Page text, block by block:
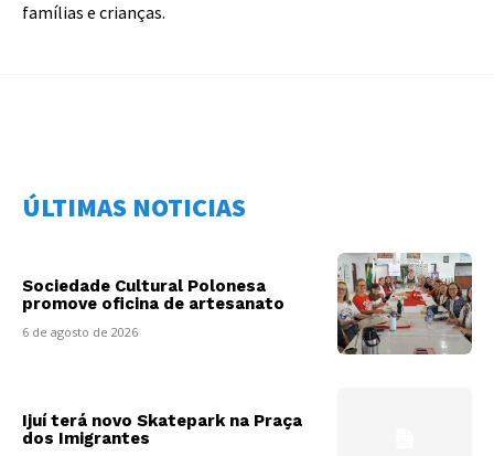
famílias e crianças.
ÚLTIMAS NOTICIAS
Sociedade Cultural Polonesa
promove oficina de artesanato
6 de agosto de 2026
Ijuí terá novo Skatepark na Praça
dos Imigrantes